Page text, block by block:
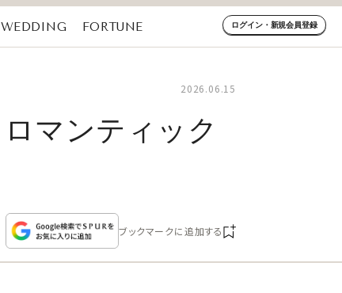
WEDDING
FORTUNE
ログイン・新規会員登録
2026.06.15
マンティック
ブックマークに追加する